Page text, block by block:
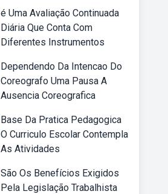
é Uma Avaliação Continuada
Diária Que Conta Com
Diferentes Instrumentos
Dependendo Da Intencao Do
Coreografo Uma Pausa A
Ausencia Coreografica
Base Da Pratica Pedagogica
O Curriculo Escolar Contempla
As Atividades
São Os Benefícios Exigidos
Pela Legislação Trabalhista